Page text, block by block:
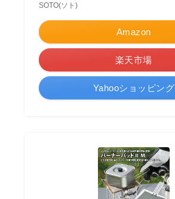
SOTO(ソト)
Amazon
楽天市場
Yahooショッピング